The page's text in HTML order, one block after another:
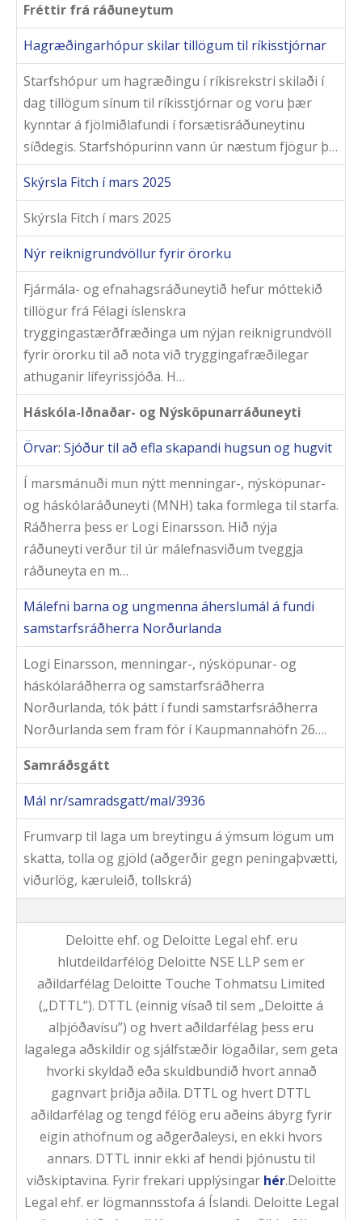
Fréttir frá ráðuneytum
Hagræðingarhópur skilar tillögum til ríkisstjórnar
Starfshópur um hagræðingu í ríkisrekstri skilaði í
dag tillögum sínum til ríkisstjórnar og voru þær
kynntar á fjölmiðlafundi í forsætisráðuneytinu
síðdegis. Starfshópurinn vann úr næstum fjögur þ…
Skýrsla Fitch í mars 2025
Skýrsla Fitch í mars 2025
Nýr reiknigrundvöllur fyrir örorku
Fjármála- og efnahagsráðuneytið hefur móttekið
tillögur frá Félagi íslenskra
tryggingastærðfræðinga um nýjan reiknigrundvöll
fyrir örorku til að nota við tryggingafræðilegar
athuganir lífeyrissjóða. H…
Háskóla-Iðnaðar- og Nýsköpunarráðuneyti
Örvar: Sjóður til að efla skapandi hugsun og hugvit
Í marsmánuði mun nýtt menningar-, nýsköpunar-
og háskólaráðuneyti (MNH) taka formlega til starfa.
Ráðherra þess er Logi Einarsson. Hið nýja
ráðuneyti verður til úr málefnasviðum tveggja
ráðuneyta en m…
Málefni barna og ungmenna áherslumál á fundi
samstarfsráðherra Norðurlanda
Logi Einarsson, menningar-, nýsköpunar- og
háskólaráðherra og samstarfsráðherra
Norðurlanda, tók þátt í fundi samstarfsráðherra
Norðurlanda sem fram fór í Kaupmannahöfn 26….
Samráðsgátt
Mál nr/samradsgatt/mal/3936
Frumvarp til laga um breytingu á ýmsum lögum um
skatta, tolla og gjöld (aðgerðir gegn peningaþvætti,
viðurlög, kæruleið, tollskrá)
Deloitte ehf. og Deloitte Legal ehf. eru
hlutdeildarfélög Deloitte NSE LLP sem er
aðildarfélag Deloitte Touche Tohmatsu Limited
(„DTTL”). DTTL (einnig vísað til sem „Deloitte á
alþjóðavísu”) og hvert aðildarfélag þess eru
lagalega aðskildir og sjálfstæðir lögaðilar, sem geta
hvorki skyldað eða skuldbundið hvort annað
gagnvart þriðja aðila. DTTL og hvert DTTL
aðildarfélag og tengd félög eru aðeins ábyrg fyrir
eigin athöfnum og aðgerðaleysi, en ekki hvors
annars. DTTL innir ekki af hendi þjónustu til
viðskiptavina. Fyrir frekari upplýsingar hér.Deloitte
Legal ehf. er lögmannsstofa á Íslandi. Deloitte Legal